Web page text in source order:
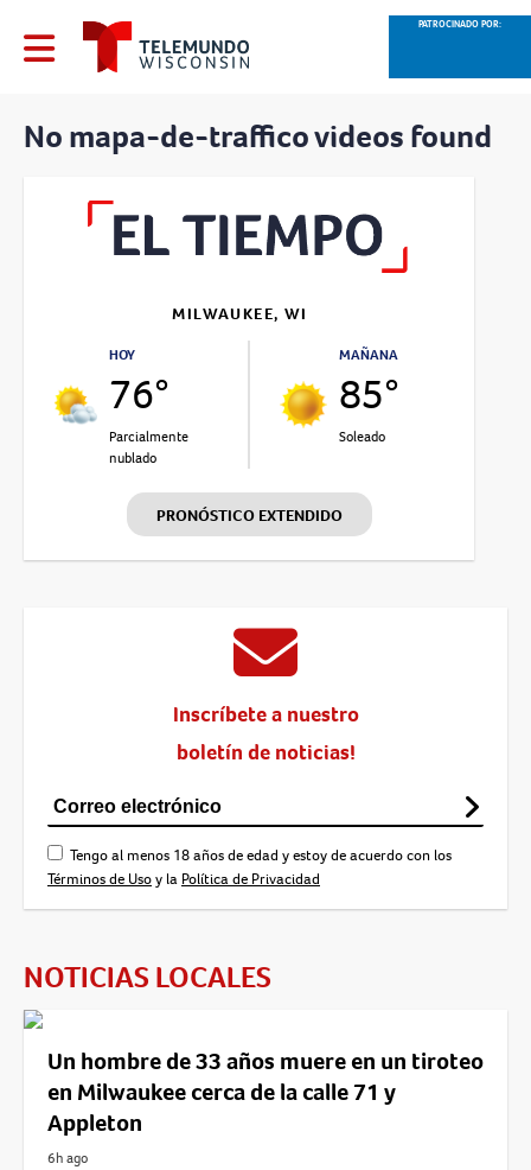
PATROCINADO POR:
No mapa-de-traffico videos found
MILWAUKEE, WI
HOY
76°
Parcialmente
nublado
MAÑANA
85°
Soleado
PRONÓSTICO EXTENDIDO
Inscríbete a nuestro
boletín de noticias!
Tengo al menos 18 años de edad y estoy de acuerdo con los
Términos de Usoy la Política de Privacidad
NOTICIAS LOCALES
Un hombre de 33 años muere en un tiroteo
en Milwaukee cerca de la calle 71 y
Appleton
6h ago